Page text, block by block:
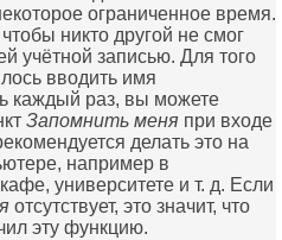
ограниченное время.
никто другой не смог
учётной записью. Для того
вводить имя
каждый раз, вы можете
Запомнить меня при входе
делать это на
например в
университете и т. д. Если
отсутствует, это значит, что
эту функцию.